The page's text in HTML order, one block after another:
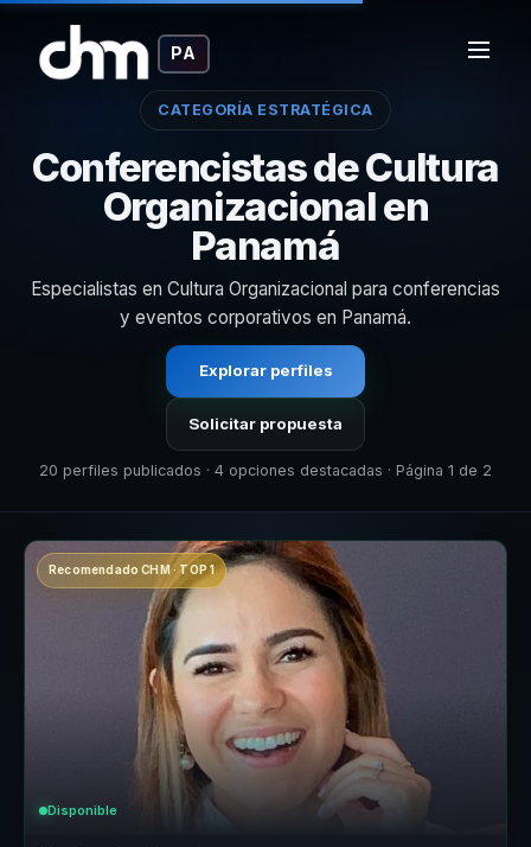
PA
CATEGORÍA ESTRATÉGICA
Conferencistas de Cultura
Organizacional en
Panamá
Especialistas en Cultura Organizacional para conferencias
y eventos corporativos en Panamá.
Explorar perfiles
Solicitar propuesta
20 perfiles publicados · 4 opciones destacadas · Página 1 de 2
Recomendado CHM · TOP 1
Disponible